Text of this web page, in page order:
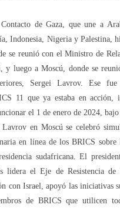
de Gaza, que une a
Indonesia, Nigeria y Palestina,
se reunió con el Ministro de
y luego a Moscú, donde se
Sergei Lavrov. Ese
11 que ya estaba en acción,
el 1 de enero de 2024, bajo
en Moscú se celebró
en línea de los BRICS sobre
sudafricana. El
lidera el Eje de Resistencia
con Israel, apoyó las iniciativas
de BRICS que utilicen